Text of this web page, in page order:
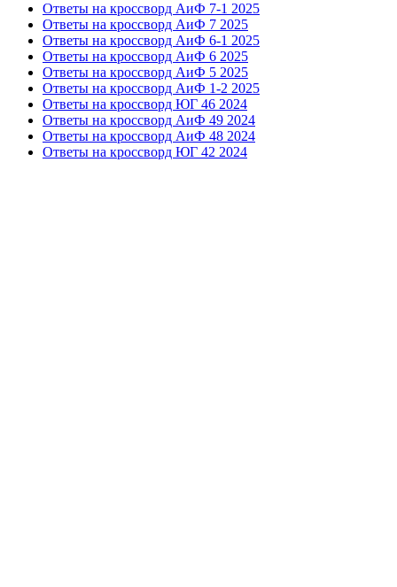
Ответы на кроссворд АиФ 7-1 2025
Ответы на кроссворд АиФ 7 2025
Ответы на кроссворд АиФ 6-1 2025
Ответы на кроссворд АиФ 6 2025
Ответы на кроссворд АиФ 5 2025
Ответы на кроссворд АиФ 1-2 2025
Ответы на кроссворд ЮГ 46 2024
Ответы на кроссворд АиФ 49 2024
Ответы на кроссворд АиФ 48 2024
Ответы на кроссворд ЮГ 42 2024